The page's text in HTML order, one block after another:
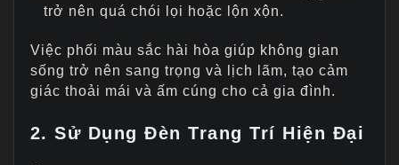
trở nên quá chói lọi hoặc lộn xộn.
Việc phối màu sắc hài hòa giúp không gian
sống trở nên sang trọng và lịch lãm, tạo cảm
giác thoải mái và ấm cúng cho cả gia đình.
2. Sử Dụng Đèn Trang Trí Hiện Đại